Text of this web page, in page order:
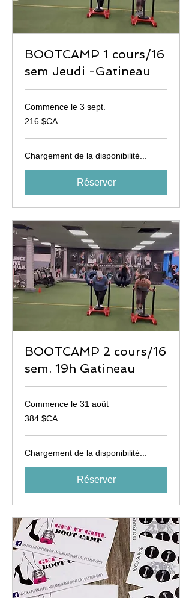
BOOTCAMP 1 cours/16
sem Jeudi -Gatineau
Commence le 3 sept.
216
dollars
216 $CA
Chargement de la disponibilité...
Réserver
BOOTCAMP 2 cours/16
sem. 19h Gatineau
Commence le 31 août
384
dollars
384 $CA
Chargement de la disponibilité...
Réserver